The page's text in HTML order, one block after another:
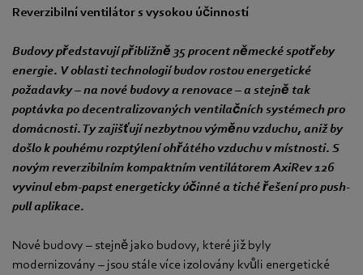
Reverzibilní ventilátor s vysokou účinností
Budovy představují přibližně 35 procent německé spotřeby
energie. V oblasti technologií budov rostou energetické
požadavky – na nové budovy a renovace – a stejně tak
poptávka po decentralizovaných ventilačních systémech pro
domácnosti. Ty zajišťují nezbytnou výměnu vzduchu, aniž by
došlo k pouhému rozptýlení ohřátého vzduchu v místnosti. S
novým reverzibilním kompaktním ventilátorem AxiRev 126
vyvinul ebm-papst energeticky účinné a tiché řešení pro push-
pull aplikace.
Nové budovy – stejně jako budovy, které již byly
modernizovány – jsou stále více izolovány kvůli energetické